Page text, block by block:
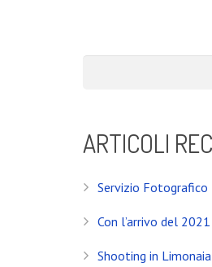
ARTICOLI
Servizio Fotografico
Con l’arrivo del
Shooting in Limonaia